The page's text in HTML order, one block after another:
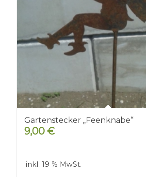
Gartenstecker „Feenknabe“
9,00 €
inkl. 19 % MwSt.